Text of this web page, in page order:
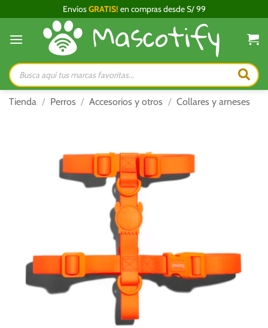
al
contenido
EnvíosGRATIS! en compras desde S/ 99
Búsqueda
de
productos
Tienda / Perros / Accesorios y otros / Collares y arneses